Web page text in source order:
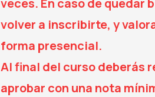
veces. En caso de quedar
volver a inscribirte, y
forma presencial.
Al final del curso deberás
aprobar con una nota